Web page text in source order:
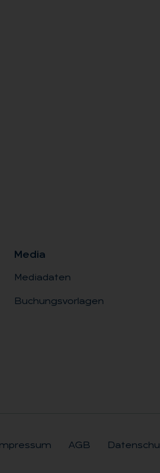
Me­dia
Mediadaten
Buchungsvorlagen
Impressum AGB